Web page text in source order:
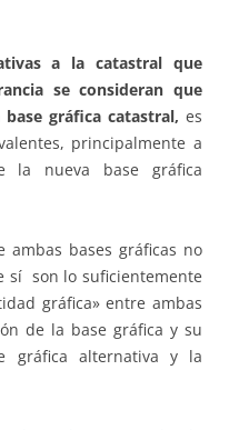
a la catastral que
se consideran que
gráfica catastral, es
principalmente a
la nueva base gráfica
ambas bases gráficas no
sí son lo suficientemente
gráfica» entre ambas
de la base gráfica y su
gráfica alternativa y la